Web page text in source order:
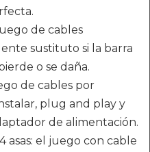
de cables
sustituto si la barra
o se daña.
de cables por
plug and play y
de alimentación.
asas: el juego con cable